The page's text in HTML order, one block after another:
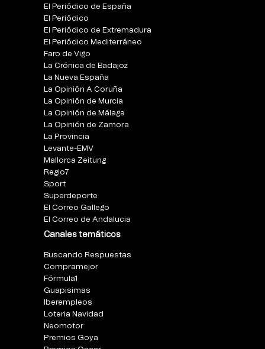
El Periódico de España
El Periódico
El Periódico de Extremadura
El Periódico Mediterráneo
Faro de Vigo
La Crónica de Badajoz
La Nueva España
La Opinión A Coruña
La Opinión de Murcia
La Opinión de Málaga
La Opinión de Zamora
La Provincia
Levante-EMV
Mallorca Zeitung
Regio7
Sport
Superdeporte
El Correo Gallego
El Correo de Andalucia
Canales temáticos
Buscando Respuestas
Compramejor
Fórmula1
Guapisimas
Iberempleos
Loteria Navidad
Neomotor
Premios Goya